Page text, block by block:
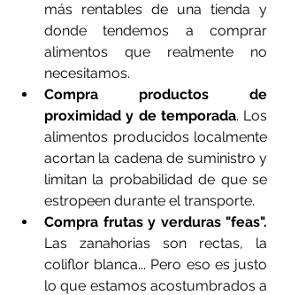
más rentables de una tienda y
donde tendemos a comprar
alimentos que realmente no
necesitamos.
Compra productos de
proximidad y de temporada. Los
alimentos producidos localmente
acortan la cadena de suministro y
limitan la probabilidad de que se
estropeen durante el transporte.
Compra frutas y verduras "feas".
Las zanahorias son rectas, la
coliflor blanca... Pero eso es justo
lo que estamos acostumbrados a